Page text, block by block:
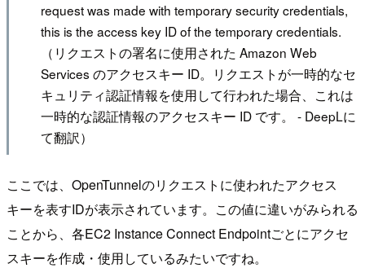
request was made with temporary security credentials,
this is the access key ID of the temporary credentials.
（リクエストの署名に使用された Amazon Web
Services のアクセスキー ID。リクエストが一時的なセ
キュリティ認証情報を使用して行われた場合、これは
一時的な認証情報のアクセスキー ID です。 - DeepLに
て翻訳）
ここでは、OpenTunnelのリクエストに使われたアクセス
キーを表すIDが表示されています。この値に違いがみられる
ことから、各EC2 Instance Connect Endpointごとにアクセ
スキーを作成・使用しているみたいですね。